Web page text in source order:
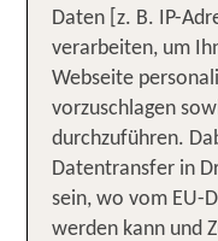
Im Norden der
sich mit Cabarete
Entspannung am
und zahlreiche
Obgleich vor
gibt es in deinem
entdecken.
Daten [z. B. IP-
verarbeiten, um
Webseite
vorzuschlagen
durchzuführen.
Datentransfer in
sein, wo vom EU-
werden kann und